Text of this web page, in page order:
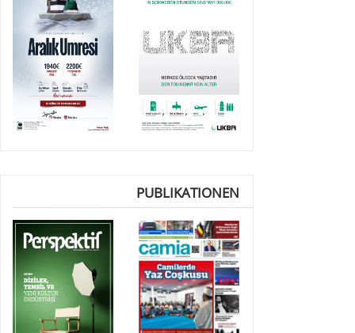
PUBLIKATIONEN